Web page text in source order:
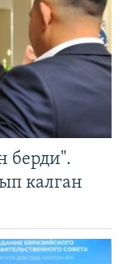
берди".
калган